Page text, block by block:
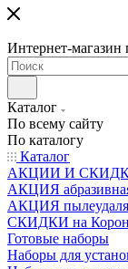
Интернет-магазин
Каталог
По всему сайту
По каталогу
Каталог
АКЦИИ И
АКЦИЯ
АКЦИЯ
СКИДКИ на
Готовые наборы
Наборы для